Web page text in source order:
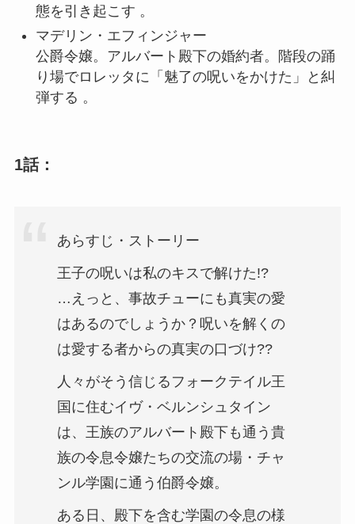
態を引き起こす 。
マデリン・エフィンジャー
公爵令嬢。アルバート殿下の婚約者。階段の踊
り場でロレッタに「魅了の呪いをかけた」と糾
弾する 。
1話：
あらすじ・ストーリー
王子の呪いは私のキスで解けた!?
…えっと、事故チューにも真実の愛
はあるのでしょうか？呪いを解くの
は愛する者からの真実の口づけ??
人々がそう信じるフォークテイル王
国に住むイヴ・ベルンシュタイン
は、王族のアルバート殿下も通う貴
族の令息令嬢たちの交流の場・チャ
ンル学園に通う伯爵令嬢。
ある日、殿下を含む学園の令息の様